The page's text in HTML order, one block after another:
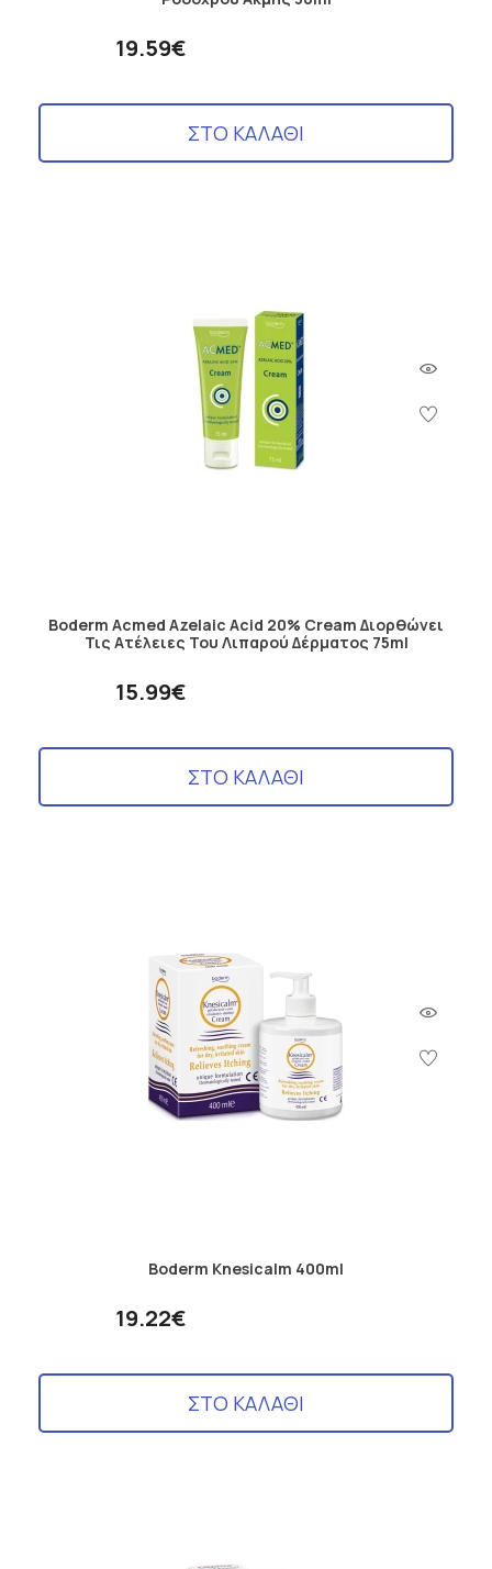
19.59€
ΣΤΟ ΚΑΛΑΘΙ
Boderm Acmed Azelaic Acid 20% Cream Διορθώνει
Τις Ατέλειες Του Λιπαρού Δέρματος 75ml
15.99€
ΣΤΟ ΚΑΛΑΘΙ
Boderm Knesicalm 400ml
19.22€
ΣΤΟ ΚΑΛΑΘΙ